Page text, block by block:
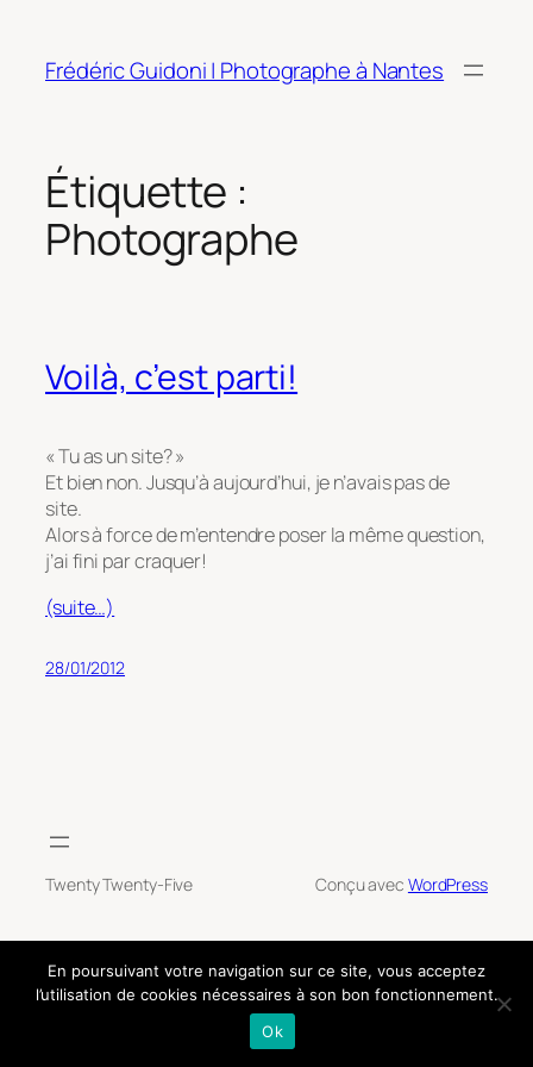
contenu
Frédéric Guidoni | Photographe à Nantes
Étiquette :
Photographe
Voilà, c’est parti!
« Tu as un site? »
Et bien non. Jusqu’à aujourd’hui, je n’avais pas de
site.
Alors à force de m’entendre poser la même question,
j’ai fini par craquer!
(suite…)
28/01/2012
Twenty Twenty-Five Conçu avec WordPress
En poursuivant votre navigation sur ce site, vous acceptez
l’utilisation de cookies nécessaires à son bon fonctionnement.
Ok